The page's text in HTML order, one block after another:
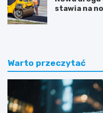
stawia na
Warto przeczytać